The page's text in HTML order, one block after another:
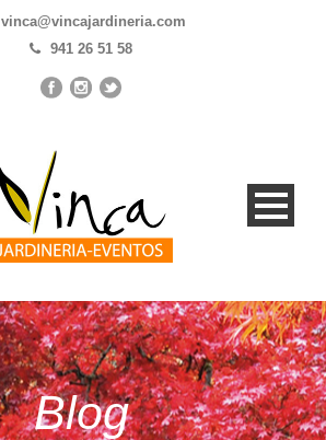
vinca@vincajardineria.com
941 26 51 58
Blog